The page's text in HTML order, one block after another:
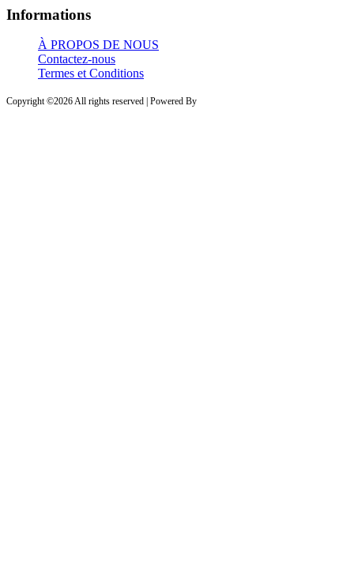
Informations
À PROPOS DE NOUS
Contactez-nous
Termes et Conditions
Copyright ©2026 All rights reserved | Powered By